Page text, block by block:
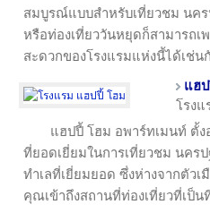
สมบูรณ์แบบสำหรับเที่ยวชม นค
หรือท่องเที่ยววันหยุดก็สามารถเ
สะดวกของโรงแรมแห่งนี้ได้เช่
แฮ
โรง
แฮปปี้ โฮม อพาร์ทเมนท์ ตั้
ที่ยอดเยี่ยมในการเที่ยวชม นคร
ทำเลที่เยี่ยมยอด ซึ่งห่างจากตัว
คุณเข้าถึงสถานที่ท่องเที่ยวที่เป็